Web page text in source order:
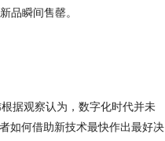
品瞬间售罄。
据观察认为，数字化时代并未
如何借助新技术最快作出最好决